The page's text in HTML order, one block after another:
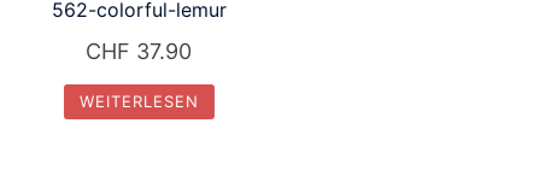
562-colorful-lemur
CHF 37.90
WEITERLESEN